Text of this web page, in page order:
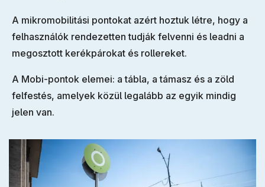
A mikromobilitási pontokat azért hoztuk létre, hogy a
felhasználók rendezetten tudják felvenni és leadni a
megosztott kerékpárokat és rollereket.
A Mobi-pontok elemei: a tábla, a támasz és a zöld
felfestés, amelyek közül legalább az egyik mindig
jelen van.